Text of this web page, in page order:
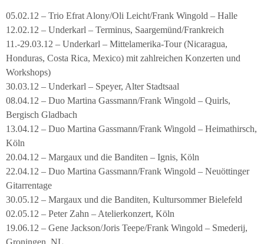
05.02.12 – Trio Efrat Alony/Oli Leicht/Frank Wingold – Halle
12.02.12 – Underkarl – Terminus, Saargemünd/Frankreich
11.-29.03.12 – Underkarl – Mittelamerika-Tour (Nicaragua,
Honduras, Costa Rica, Mexico) mit zahlreichen Konzerten und
Workshops)
30.03.12 – Underkarl – Speyer, Alter Stadtsaal
08.04.12 – Duo Martina Gassmann/Frank Wingold – Quirls,
Bergisch Gladbach
13.04.12 – Duo Martina Gassmann/Frank Wingold – Heimathirsch,
Köln
20.04.12 – Margaux und die Banditen – Ignis, Köln
22.04.12 – Duo Martina Gassmann/Frank Wingold – Neuöttinger
Gitarrentage
30.05.12 – Margaux und die Banditen, Kultursommer Bielefeld
02.05.12 – Peter Zahn – Atelierkonzert, Köln
19.06.12 – Gene Jackson/Joris Teepe/Frank Wingold – Smederij,
Groningen, NL